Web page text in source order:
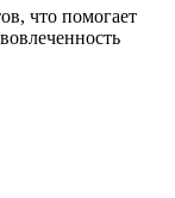
что помогает